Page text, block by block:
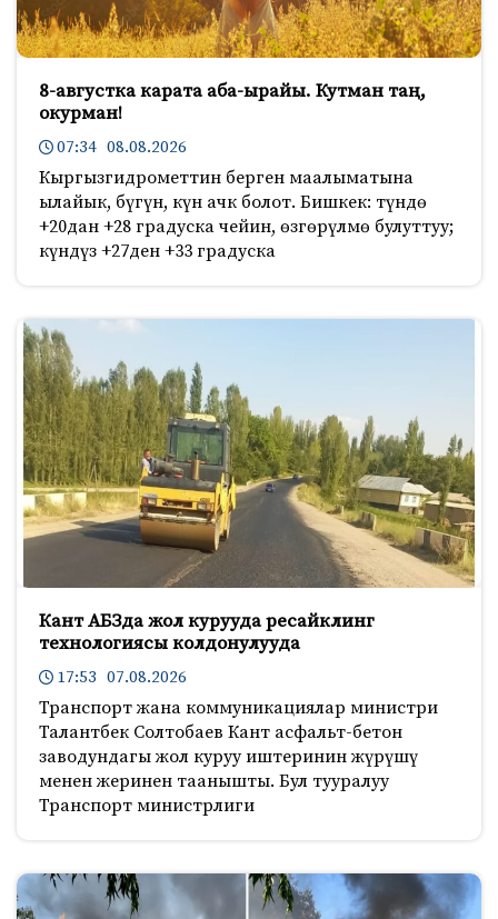
8-августка карата аба-ырайы. Кутман таң,
окурман!
07:34 08.08.2026
Кыргызгидрометтин берген маалыматына
ылайык, бүгүн, күн ачк болот. Бишкек: түндө
+20дан +28 градуска чейин, өзгөрүлмө булуттуу;
күндүз +27ден +33 градуска
Кант АБЗда жол курууда ресайклинг
технологиясы колдонулууда
17:53 07.08.2026
Транспорт жана коммуникациялар министри
Талантбек Солтобаев Кант асфальт-бетон
заводундагы жол куруу иштеринин жүрүшү
менен жеринен таанышты. Бул тууралуу
Транспорт министрлиги